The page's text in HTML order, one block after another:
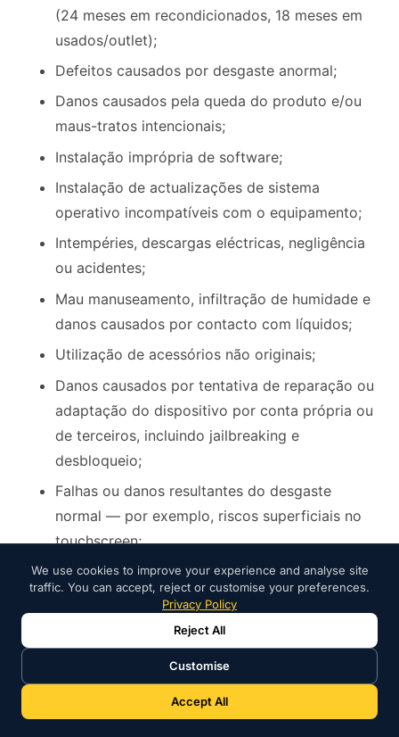
(24 meses em recondicionados, 18 meses em
usados/outlet);
Defeitos causados por desgaste anormal;
Danos causados pela queda do produto e/ou
maus-tratos intencionais;
Instalação imprópria de software;
Instalação de actualizações de sistema
operativo incompatíveis com o equipamento;
Intempéries, descargas eléctricas, negligência
ou acidentes;
Mau manuseamento, infiltração de humidade e
danos causados por contacto com líquidos;
Utilização de acessórios não originais;
Danos causados por tentativa de reparação ou
adaptação do dispositivo por conta própria ou
de terceiros, incluindo jailbreaking e
desbloqueio;
Falhas ou danos resultantes do desgaste
normal — por exemplo, riscos superficiais no
touchscreen;
Erros/problemas resultantes de defeito de
fabrico de conhecimento público;
Defeitos conhecidos e aceites no momento da
compra (produtos Outlet);
Intervenções técnicas por pessoal não
autorizado pela iOutlet.
We use cookies to improve your experience and analyse site
traffic. You can accept, reject or customise your preferences.
Privacy Policy
Reject All
Customise
Accept All